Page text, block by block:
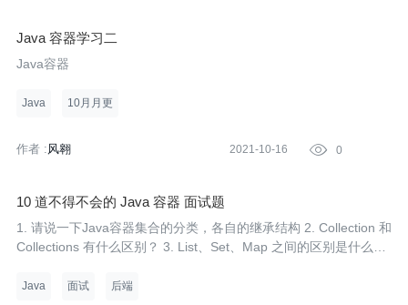
Java 容器学习二
Java容器
Java 10月月更
作者 :风翱 2021-10-16  0
10 道不得不会的 Java 容器 面试题
1. 请说一下Java容器集合的分类，各自的继承结构 2. Collection 和
Collections 有什么区别？ 3. List、Set、Map 之间的区别是什么？
现原理？ 6. 谈谈 ArrayList 和 LinkedList 的区别
Java 面试 后端